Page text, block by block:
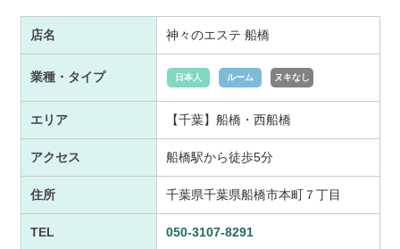
店名 神々のエステ 船橋
業種・タイプ 日本人 ルーム ヌキなし
エリア 【千葉】船橋・西船橋
アクセス 船橋駅から徒歩5分
住所 千葉県千葉県船橋市本町７丁目
TEL 050-3107-8291